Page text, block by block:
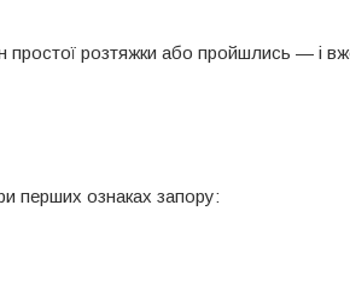
простої розтяжки або пройшлись — і
перших ознаках запору: